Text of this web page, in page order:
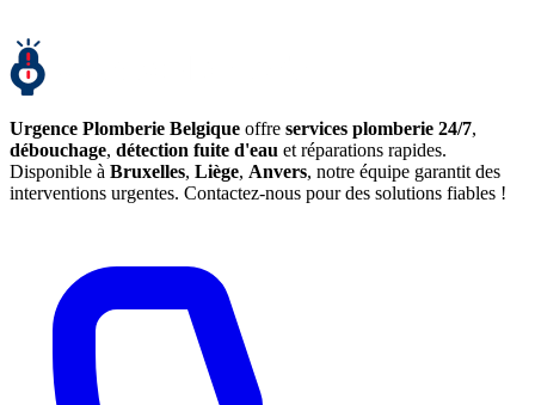
Urgence Plomberie Belgique offre services plomberie 24/7,
débouchage, détection fuite d'eau et réparations rapides.
Disponible à Bruxelles, Liège, Anvers, notre équipe garantit des
interventions urgentes. Contactez-nous pour des solutions fiables !